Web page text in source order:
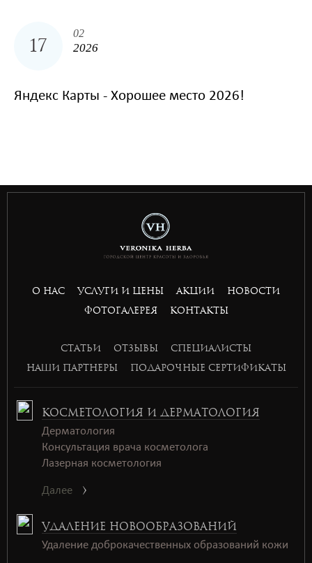
17
02
2026
Яндекс Карты - Хорошее место 2026!
basket168
О НАС УСЛУГИ И ЦЕНЫ АКЦИИ
НОВОСТИ
ФОТОГАЛЕРЕЯ
КОНТАКТЫ
СТАТЬИ ОТЗЫВЫ
СПЕЦИАЛИСТЫ
НАШИ ПАРТНЕРЫ
ПОДАРОЧНЫЕ СЕРТИФИКАТЫ
КОСМЕТОЛОГИЯ И ДЕРМАТОЛОГИЯ
Дерматология
Консультация врача косметолога
Лазерная косметология
Далее
УДАЛЕНИЕ НОВООБРАЗОВАНИЙ
Удаление доброкачественных образований кожи